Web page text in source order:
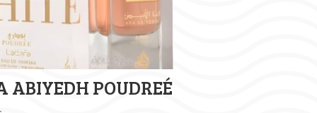
ABIYEDH POUDREÉ